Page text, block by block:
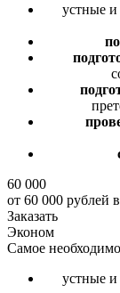
устные
60 000
от 60 000 рублей
Заказать
Эконом
Самое
устные